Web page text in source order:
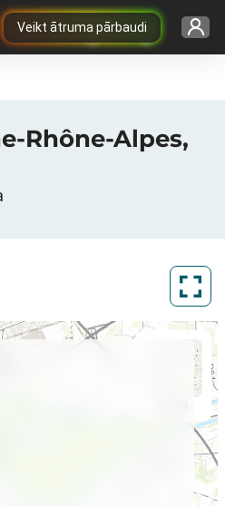
Veikt ātruma pārbaudi
Rhône-Alpes,